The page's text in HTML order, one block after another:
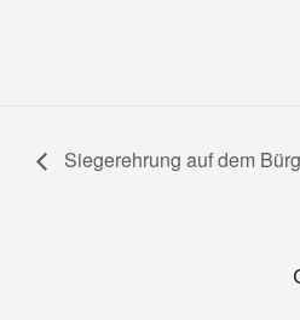
Siegerehrung auf dem